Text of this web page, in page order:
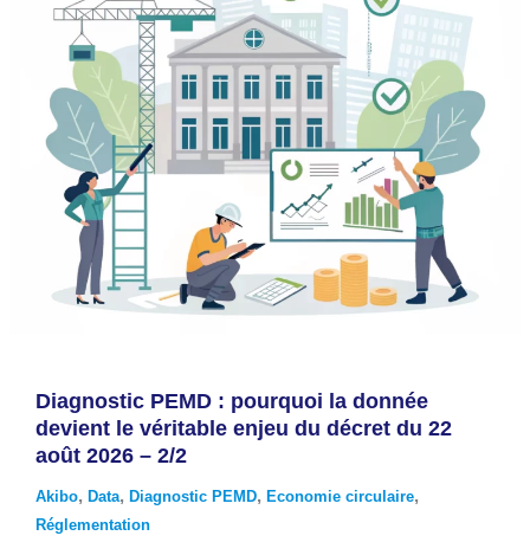
Diagnostic PEMD : pourquoi la donnée
devient le véritable enjeu du décret du 22
août 2026 – 2/2
Akibo, Data, Diagnostic PEMD, Economie circulaire,
Réglementation